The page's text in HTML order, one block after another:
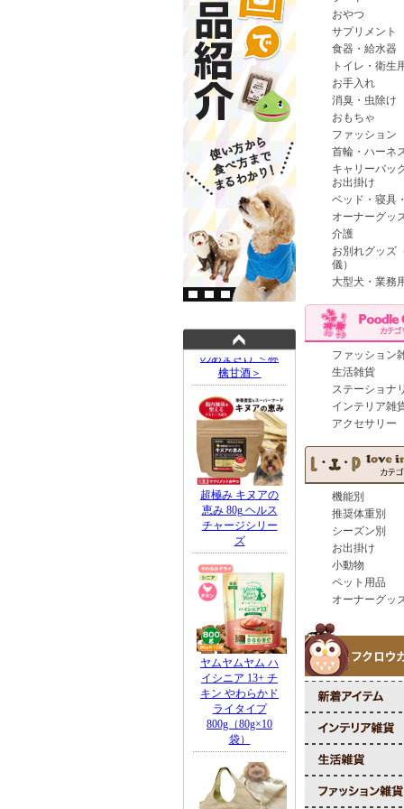
おやつ
サプリメント
食器・給水器
トイレ・衛生
お手入れ
消臭・虫除け
おもちゃ
ファッション
首輪・ハーネ
キャリーバッ
お出掛け
ベッド・寝具
オーナーグッ
介護
お別れグッズ
儀）
大型犬・業務
ファッション
生活雑貨
ステーショナ
インテリア雑
アクセサリー
機能別
推奨体重別
シーズン別
お出掛け
小動物
ペット用品
オーナーグッ